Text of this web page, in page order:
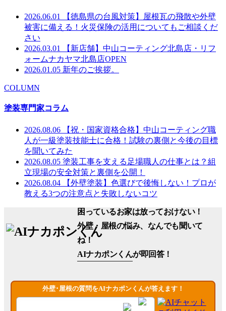
2026.06.01
【徳島県の台風対策】屋根瓦の飛散や外壁
被害に備える！火災保険の活用についてもご相談くだ
さい
2026.03.01
【新店舗】中山コーティング北島店・リフ
ォームナカヤマ北島店OPEN
2026.01.05 新年のご挨拶。
COLUMN
塗装専門家コラム
2026.08.06
【祝・国家資格合格】中山コーティング職
人が一級塗装技能士に合格！試験の裏側と今後の目標
を聞いてみた
2026.08.05 塗装工事を支える足場職人の仕事とは？組
立現場の安全対策と裏側を公開！
2026.08.04
【外壁塗装】色選びで後悔しない！プロが
教える3つの注意点と失敗しないコツ
困っているお家は放っておけない！
外壁・屋根の悩み、なんでも聞いて
ね！
AIナカポンくんが即回答！
外壁･屋根の質問をAIナカポンくんが答えます！